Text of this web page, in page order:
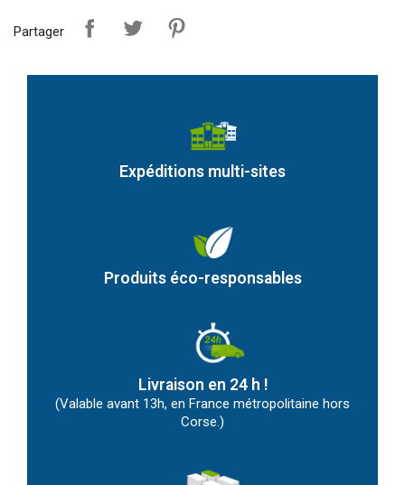
Partager
Expéditions multi-sites
Produits éco-responsables
Livraison en 24 h !
(Valable avant 13h, en France métropolitaine hors
Corse.)